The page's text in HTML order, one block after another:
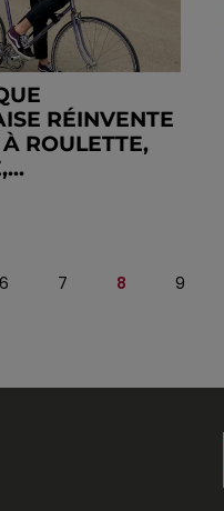
RÉINVENTE
ROULETTE,
6 7 8 9